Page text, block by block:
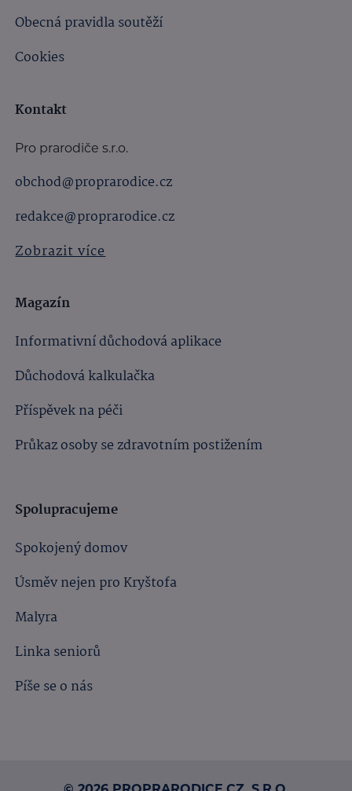
Obecná pravidla soutěží
Cookies
Kontakt
Pro prarodiče s.r.o.
obchod@proprarodice.cz
redakce@proprarodice.cz
Zobrazit více
Magazín
Informativní důchodová aplikace
Důchodová kalkulačka
Příspěvek na péči
Průkaz osoby se zdravotním postižením
Spolupracujeme
Spokojený domov
Úsměv nejen pro Kryštofa
Malyra
Linka seniorů
Píše se o nás